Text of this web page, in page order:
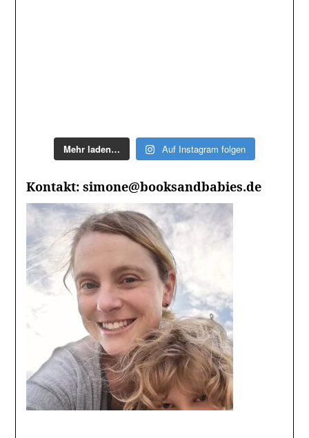
Mehr laden… Auf Instagram folgen
Kontakt: simone@booksandbabies.de